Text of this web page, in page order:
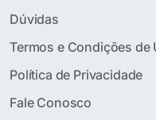
Dúvidas
Termos e Condições de
Política de Privacidade
Fale Conosco